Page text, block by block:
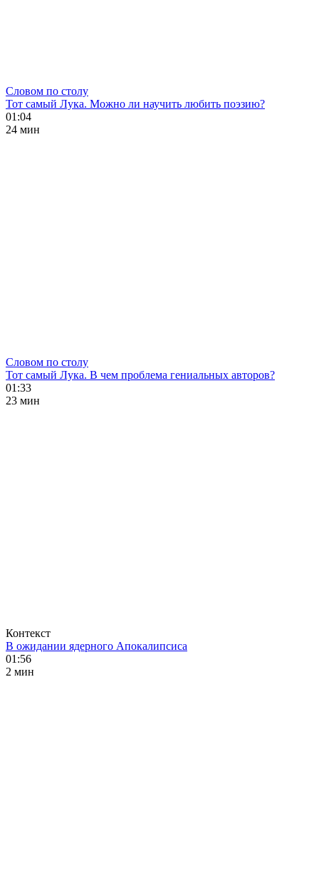
Словом по столу
Тот самый Лука. Можно ли научить любить поэзию?
01:04
24 мин
Словом по столу
Тот самый Лука. В чем проблема гениальных авторов?
01:33
23 мин
Контекст
В ожидании ядерного Апокалипсиса
01:56
2 мин